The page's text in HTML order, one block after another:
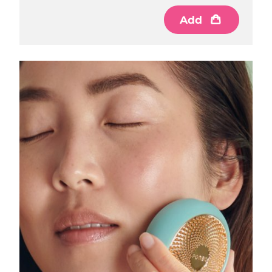
Add
Entrega prevista 8/11/26
Entrega prevista8/14/26
Entrega prevista8/11/26
México Entrega prevista8/15/26
Entrega prevista8/12/26
Países Baixos Entrega prevista 8/11/26
Nova Zelândia Entrega prevista8/11/26
Noruega Entrega prevista8/11/26